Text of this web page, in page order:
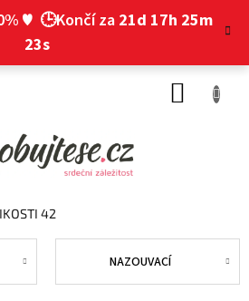
♥ 🕒Končí za 21d 17h 25m
22s
42
NAZOUVACÍ